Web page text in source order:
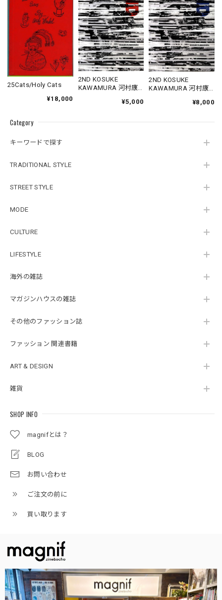
Category
キーワードで探す
TRADITIONAL STYLE
STREET STYLE
MODE
CULTURE
LIFESTYLE
海外の雑誌
マガジンハウスの雑誌
その他のファッション誌
ファッション 関連書籍
ART & DESIGN
雑貨
SHOP INFO
magnifとは？
BLOG
お問い合わせ
ご注文の前に
買い取ります
25Cats/Holy Cats
¥18,000
2ND KOSUKE
KAWAMURA 河村康
¥5,000
2ND KOSUKE
KAWAMURA 河村康
シルク手刷りポスト
¥8,000